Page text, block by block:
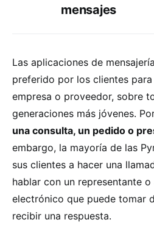
mensajes
Las aplicaciones de
preferido por los clientes
empresa o proveedor, sobre
generaciones más jóvenes.
una consulta, un pedido o
embargo, la mayoría de las
sus clientes a hacer una
hablar con un representante
electrónico que puede tomar
recibir una respuesta.